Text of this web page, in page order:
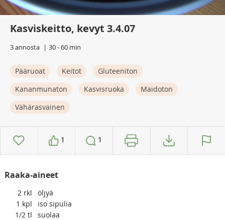
Kasviskeitto, kevyt 3.4.07
3 annosta 30 - 60 min
Pääruoat Keitot
Gluteeniton
Kananmunaton
Kasvisruoka
Maidoton
Vähärasvainen
1 1
Raaka-aineet
2 rkl
öljyä
1 kpl
iso sipulia
1/2 tl
suolaa